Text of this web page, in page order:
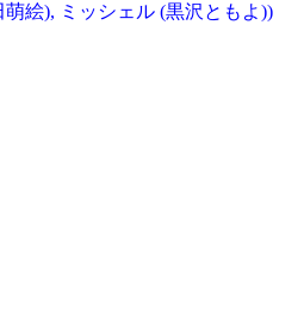
絵), ミッシェル (黒沢ともよ))